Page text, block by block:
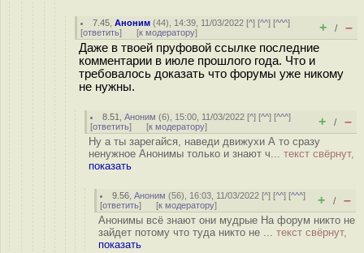
7.45 ,Аноним (44), 14:39, 11/03/2022 [^] [^^] [^^^]
[ответить] [к модератору] + / –
Даже в твоей пруфовой ссылке последние
комментарии в июле прошлого года. Что и
требовалось доказать что форумы уже никому
не нужны.
8.51 ,Аноним (6), 15:00, 11/03/2022 [^] [^^] [^^^]
[ответить] [к модератору] + / –
Ну а ты зарегайся, наведи движухи А то сразу
ненужное Анонимы только и знают ч... текст свёрнут,
показать
9.56 ,Аноним (56), 16:03, 11/03/2022 [^] [^^] [^^^]
[ответить] [к модератору] + / –
Анонимы всё знают они мудрые На форум никто не
зайдет потому что туда никто не ... текст свёрнут,
показать